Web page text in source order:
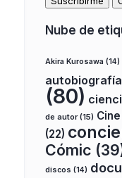
Nube de
Akira Kurosawa (14)
autobiografía
(80)
de autor(15)
(22)
Cómic
discos (14)